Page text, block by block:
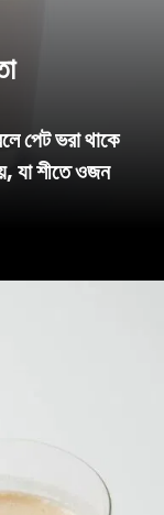
পেট ভরা থাকে
যা শীতে ওজন